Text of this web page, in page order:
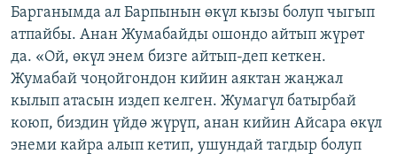
Барганымда ал Барпынын өкүл кызы болуп чыгып
атпайбы. Анан Жумабайды ошондо айтып жүрөт
да. «Ой, өкүл энем бизге айтып-деп кеткен.
Жумабай чоңойгондон кийин аяктан жаңжал
кылып атасын издеп келген. Жумагүл батырбай
коюп, биздин үйдө жүрүп, анан кийин Айсара өкүл
энеми кайра алып кетип, ушундай тагдыр болуп